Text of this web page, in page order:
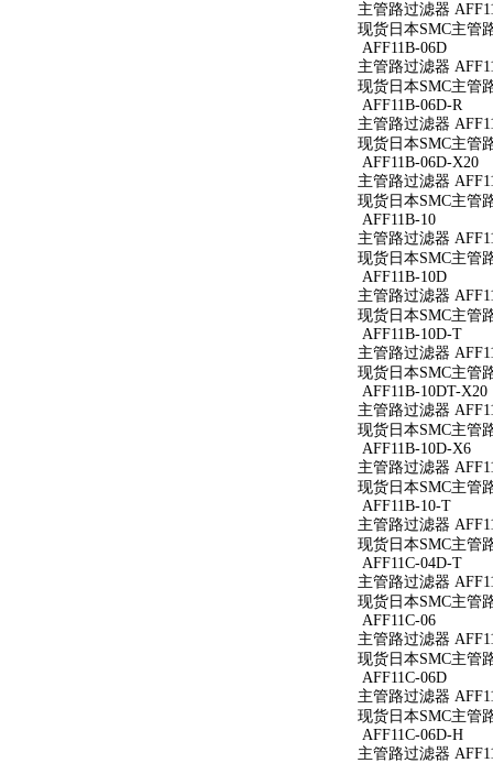
主管路过滤器
现货日本SMC主管
AFF11B-06D
主管路过滤器
现货日本SMC主管
AFF11B-06D-R
主管路过滤器
现货日本SMC主管
AFF11B-06D-X20
主管路过滤器
现货日本SMC主管
AFF11B-10
主管路过滤器
现货日本SMC主管
AFF11B-10D
主管路过滤器
现货日本SMC主管
AFF11B-10D-T
主管路过滤器
现货日本SMC主管
AFF11B-10DT-X20
主管路过滤器
现货日本SMC主管
AFF11B-10D-X6
主管路过滤器
现货日本SMC主管
AFF11B-10-T
主管路过滤器
现货日本SMC主管
AFF11C-04D-T
主管路过滤器
现货日本SMC主管
AFF11C-06
主管路过滤器
现货日本SMC主管
AFF11C-06D
主管路过滤器
现货日本SMC主管
AFF11C-06D-H
主管路过滤器